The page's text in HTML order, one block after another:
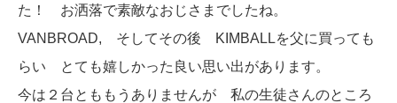
た！ お洒落で素敵なおじさまでしたね。
VANBROAD, そしてその後 KIMBALLを父に買っても
らい とても嬉しかった良い思い出があります。
今は２台とももうありませんが 私の生徒さんのところ